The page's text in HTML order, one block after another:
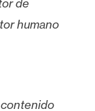
de
humano